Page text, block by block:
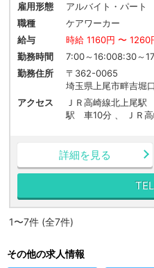
雇用形態
アルバイト・パート
職種
ケアワーカー
給与
時給 1160円 〜 1260
勤務時間
7:00～16:008:30～
勤務住所
〒362-0065
埼玉県上尾市畔吉堀
アクセス
ＪＲ高崎線北上尾
駅 車10分 、 ＪＲ
詳細を見る
1〜7件 (全7件)
その他の求人情報